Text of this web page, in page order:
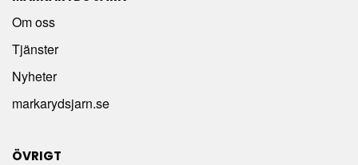
Om oss
Tjänster
Nyheter
markarydsjarn.se
ÖVRIGT